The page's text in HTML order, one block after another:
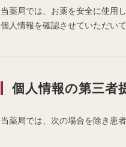
当薬局では、お薬を安全に使用
個人情報を確認させていただいて
個人情報の第三者
当薬局では、次の場合を除き患